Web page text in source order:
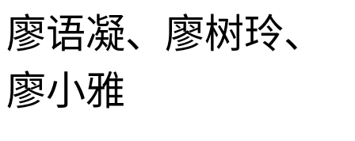
廖语凝、廖树玲、
廖小雅